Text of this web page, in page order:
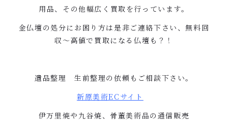
用品、その他幅広く買取を行っています。
金仏壇の処分にお困り方は是非ご連絡下さい、無料回
収〜高値で買取になる仏壇も？！
遺品整理 生前整理の依頼もご相談下さい。
新原美術EC サイト
伊万里焼や九谷焼、骨董美術品の通信販売